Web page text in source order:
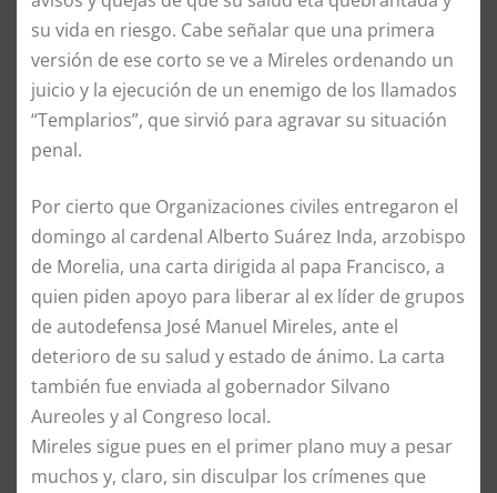
su vida en riesgo. Cabe señalar que una primera
versión de ese corto se ve a Mireles ordenando un
juicio y la ejecución de un enemigo de los llamados
“Templarios”, que sirvió para agravar su situación
penal.
Por cierto que Organizaciones civiles entregaron el
domingo al cardenal Alberto Suárez Inda, arzobispo
de Morelia, una carta dirigida al papa Francisco, a
quien piden apoyo para liberar al ex líder de grupos
de autodefensa José Manuel Mireles, ante el
deterioro de su salud y estado de ánimo. La carta
también fue enviada al gobernador Silvano
Aureoles y al Congreso local.
Mireles sigue pues en el primer plano muy a pesar
muchos y, claro, sin disculpar los crímenes que